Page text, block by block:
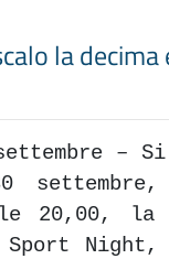
la
–
20,00, la
Night,